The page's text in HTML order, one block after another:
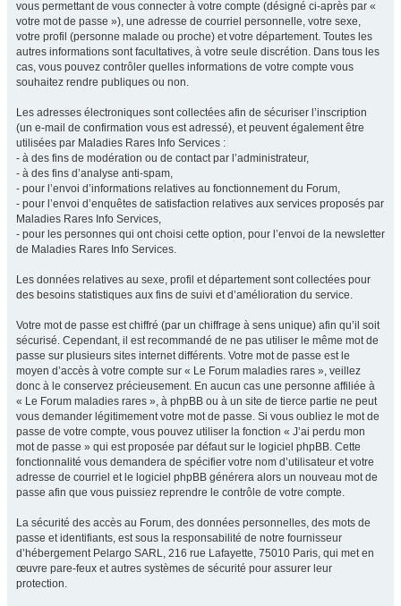
vous permettant de vous connecter à votre compte (désigné ci-après par «
votre mot de passe »), une adresse de courriel personnelle, votre sexe,
votre profil (personne malade ou proche) et votre département. Toutes les
autres informations sont facultatives, à votre seule discrétion. Dans tous les
cas, vous pouvez contrôler quelles informations de votre compte vous
souhaitez rendre publiques ou non.
Les adresses électroniques sont collectées afin de sécuriser l’inscription
(un e-mail de confirmation vous est adressé), et peuvent également être
utilisées par Maladies Rares Info Services :
- à des fins de modération ou de contact par l’administrateur,
- à des fins d’analyse anti-spam,
- pour l’envoi d’informations relatives au fonctionnement du Forum,
- pour l’envoi d’enquêtes de satisfaction relatives aux services proposés par
Maladies Rares Info Services,
- pour les personnes qui ont choisi cette option, pour l’envoi de la newsletter
de Maladies Rares Info Services.
Les données relatives au sexe, profil et département sont collectées pour
des besoins statistiques aux fins de suivi et d’amélioration du service.
Votre mot de passe est chiffré (par un chiffrage à sens unique) afin qu’il soit
sécurisé. Cependant, il est recommandé de ne pas utiliser le même mot de
passe sur plusieurs sites internet différents. Votre mot de passe est le
moyen d’accès à votre compte sur « Le Forum maladies rares », veillez
donc à le conservez précieusement. En aucun cas une personne affiliée à
« Le Forum maladies rares », à phpBB ou à un site de tierce partie ne peut
vous demander légitimement votre mot de passe. Si vous oubliez le mot de
passe de votre compte, vous pouvez utiliser la fonction « J’ai perdu mon
mot de passe » qui est proposée par défaut sur le logiciel phpBB. Cette
fonctionnalité vous demandera de spécifier votre nom d’utilisateur et votre
adresse de courriel et le logiciel phpBB générera alors un nouveau mot de
passe afin que vous puissiez reprendre le contrôle de votre compte.
La sécurité des accès au Forum, des données personnelles, des mots de
passe et identifiants, est sous la responsabilité de notre fournisseur
d’hébergement Pelargo SARL, 216 rue Lafayette, 75010 Paris, qui met en
œuvre pare-feux et autres systèmes de sécurité pour assurer leur
protection.